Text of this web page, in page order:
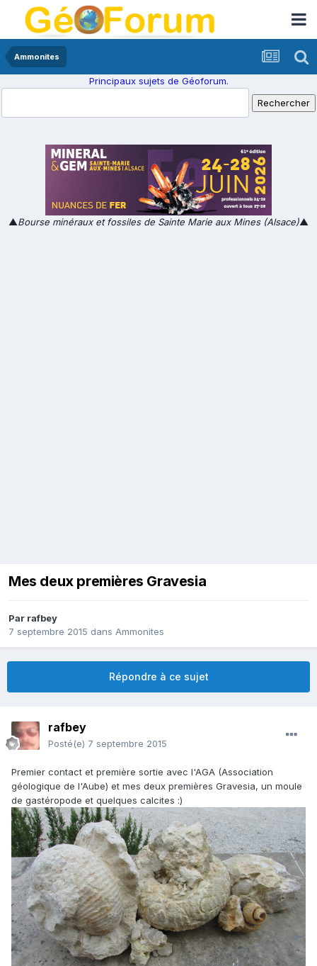
Ammonites
Principaux sujets de Géoforum.
▲Bourse minéraux et fossiles de Sainte Marie aux Mines (Alsace)▲
Mes deux premières Gravesia
Par rafbey
7 septembre 2015 dans Ammonites
Répondre à ce sujet
rafbey
Posté(e) 7 septembre 2015
Premier contact et première sortie avec l'AGA (Association
géologique de l'Aube) et mes deux premières Gravesia, un moule
de gastéropode et quelques calcites :)